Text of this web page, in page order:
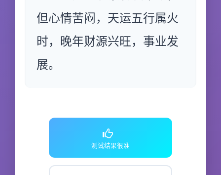
但心情苦闷，天运五行属火
时，晚年财源兴旺，事业发
展。
测试结果很准